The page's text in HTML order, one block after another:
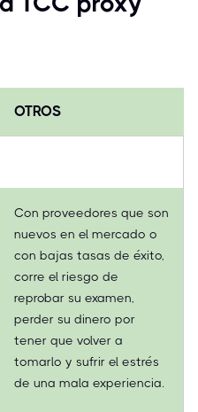
OTROS
Con proveedores que son
nuevos en el mercado o
con bajas tasas de éxito,
corre el riesgo de
reprobar su examen,
perder su dinero por
tener que volver a
tomarlo y sufrir el estrés
de una mala experiencia.